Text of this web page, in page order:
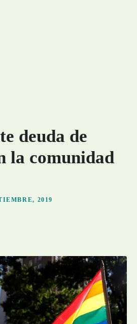
deuda de
la comunidad
2019